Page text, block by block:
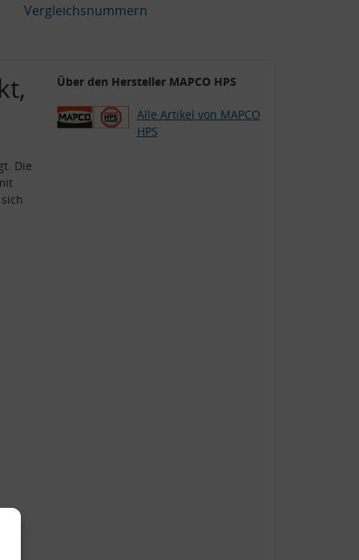
Vergleichsnummern
Die
Über den Hersteller MAPCO HPS
Alle Artikel von MAPCO
HPS